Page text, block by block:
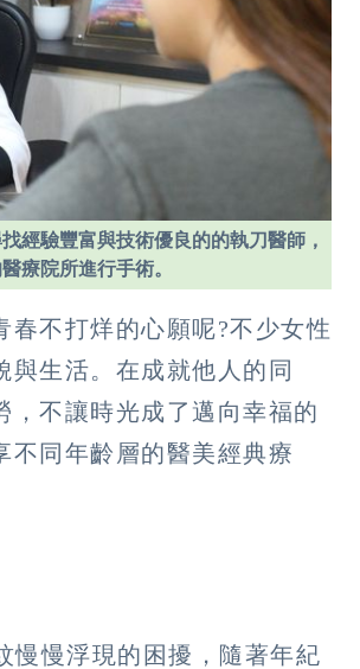
經驗豐富與技術優良的的執刀醫師，
療院所進行手術。
不打烊的心願呢?不少女性
生活。在成就他人的同
，不讓時光成了邁向幸福的
不同年齡層的醫美經典療
慢慢浮現的困擾，隨著年紀